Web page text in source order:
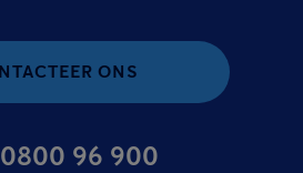
ONS
0800 96 900